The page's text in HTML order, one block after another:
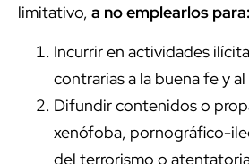
limitativo, a no emplearlos para:
Incurrir en actividades
contrarias a la buena fe y
Difundir contenidos o
xenófoba, pornográfico-
del terrorismo o